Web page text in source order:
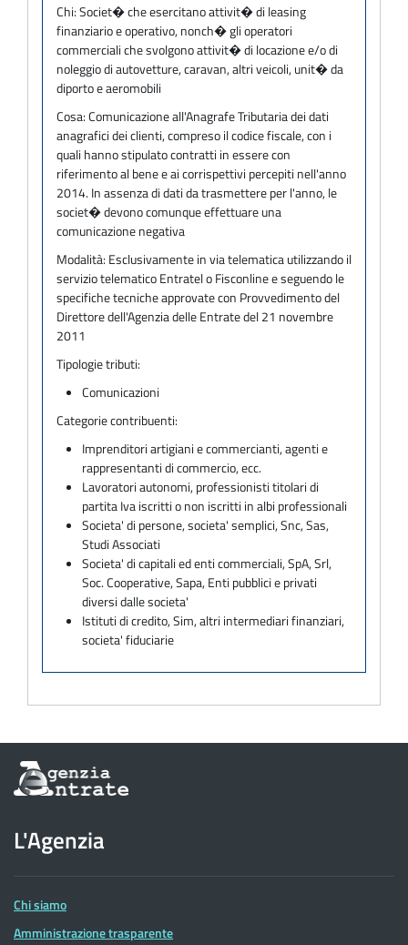
Chi:Societ� che esercitano attivit� di leasing
finanziario e operativo, nonch� gli operatori
commerciali che svolgono attivit� di locazione e/o di
noleggio di autovetture, caravan, altri veicoli, unit� da
diporto e aeromobili
Cosa:Comunicazione all'Anagrafe Tributaria dei dati
anagrafici dei clienti, compreso il codice fiscale, con i
quali hanno stipulato contratti in essere con
riferimento al bene e ai corrispettivi percepiti nell'anno
2014. In assenza di dati da trasmettere per l'anno, le
societ� devono comunque effettuare una
comunicazione negativa
Modalità: Esclusivamente in via telematica utilizzando il
servizio telematico Entratel o Fisconline e seguendo le
specifiche tecniche approvate con Provvedimento del
Direttore dell'Agenzia delle Entrate del 21 novembre
2011
Tipologie tributi:
Comunicazioni
Categorie contribuenti:
Imprenditori artigiani e commercianti, agenti e
rappresentanti di commercio, ecc.
Lavoratori autonomi, professionisti titolari di
partita Iva iscritti o non iscritti in albi professionali
Societa' di persone, societa' semplici, Snc, Sas,
Studi Associati
Societa' di capitali ed enti commerciali, SpA, Srl,
Soc. Cooperative, Sapa, Enti pubblici e privati
diversi dalle societa'
Istituti di credito, Sim, altri intermediari finanziari,
societa' fiduciarie
Informazioni
sul
dell'Agenzia
delle
Entrate
L'Agenzia
Chi siamo
Amministrazione trasparente